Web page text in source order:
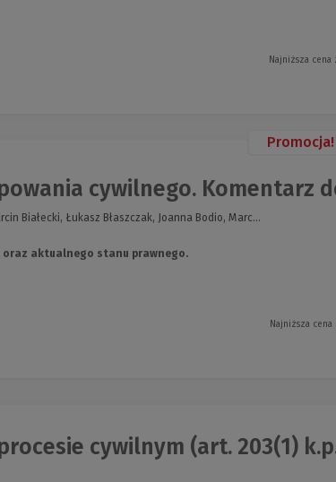
Najniższa
Promocja!
cywilnego. Komentarz
Białecki, Łukasz Błaszczak, Joanna Bodio, Marc...
aktualnego stanu prawnego.
Najniższa
cywilnym (art. 203(1)